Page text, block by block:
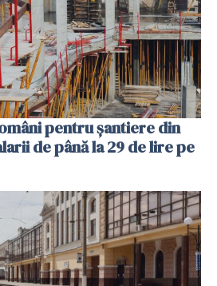
pentru șantiere din
de până la 29 de lire pe